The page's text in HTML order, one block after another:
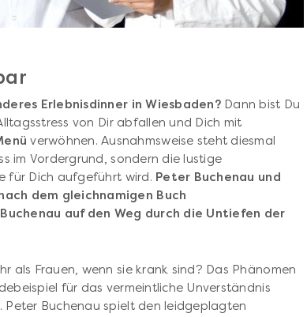
Erlebnisdinner in Wiesbaden?Dann bist Du
von Dir abfallen und Dich mit
verwöhnen. Ausnahmsweise steht diesmal
im Vordergrund, sondern die lustige
für Dich aufgeführt wird. Peter Buchenau und
dem gleichnamigen Buch
auf den Weg durch die Untiefen der
als Frauen, wenn sie krank sind? Das Phänomen
für das vermeintliche Unverständnis
Peter Buchenau spielt den leidgeplagten